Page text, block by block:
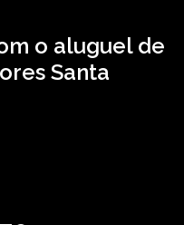
o aluguel de
Santa